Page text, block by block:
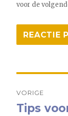
voor de
VORIGE
Vorig
Tips